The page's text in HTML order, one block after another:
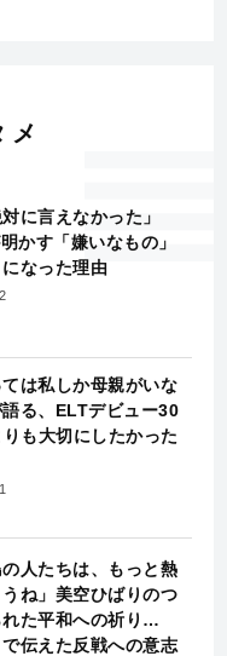
メ
に言えなかった」
かす「嫌いなもの」
なった理由
ては私しか母親がいな
る、ELTデビュー30
も大切にしたかった
の人たちは、もっと熱
ね」美空ひばりのつ
た平和への祈り…
で伝えた反戦への意志